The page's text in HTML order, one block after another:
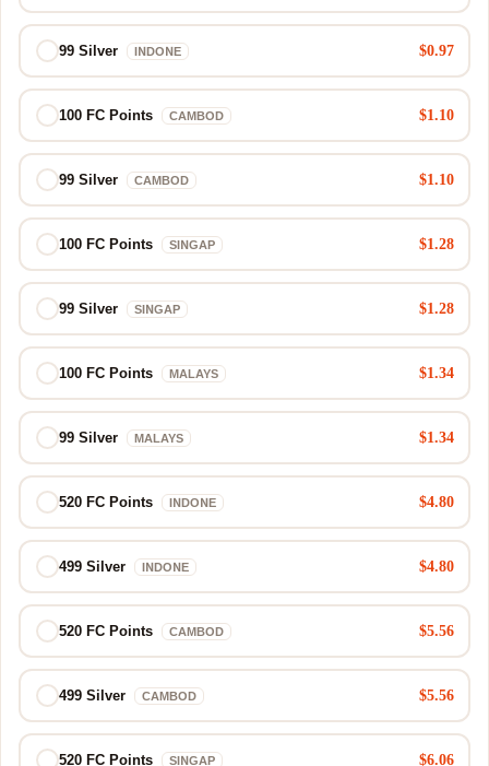
99 Silver INDONE $0.97
100 FC Points CAMBOD $1.10
99 Silver CAMBOD $1.10
100 FC Points SINGAP $1.28
99 Silver SINGAP $1.28
100 FC Points MALAYS $1.34
99 Silver MALAYS $1.34
520 FC Points INDONE $4.80
499 Silver INDONE $4.80
520 FC Points CAMBOD $5.56
499 Silver CAMBOD $5.56
520 FC Points SINGAP $6.06